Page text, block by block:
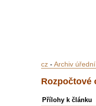
cz- Archiv
Rozpočtové
Přílohy k článku